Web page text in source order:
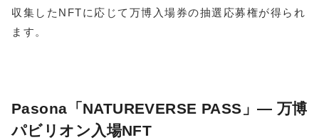
収集したNFTに応じて万博入場券の抽選応募権が得られ
ます。
Pasona「NATUREVERSE PASS」― 万博
パビリオン入場NFT